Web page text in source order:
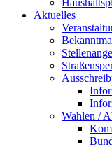
Aktuelles
Wahlen /